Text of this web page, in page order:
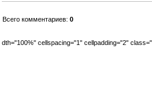
Всего комментариев: 0
dth="100%" cellspacing="1" cellpadding="2"